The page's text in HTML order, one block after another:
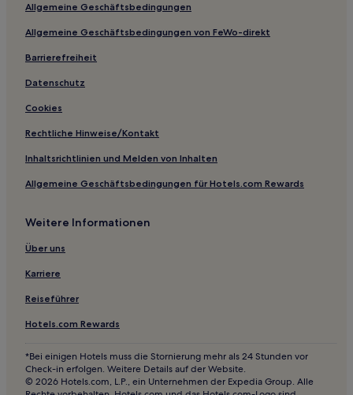
Allgemeine Geschäftsbedingungen
Allgemeine Geschäftsbedingungen von FeWo-direkt
Barrierefreiheit
Datenschutz
Cookies
Rechtliche Hinweise/Kontakt
Inhaltsrichtlinien und Melden von Inhalten
Allgemeine Geschäftsbedingungen für Hotels.com Rewards
Weitere Informationen
Über uns
Karriere
Reiseführer
Hotels.com Rewards
*Bei einigen Hotels muss die Stornierung mehr als 24 Stunden vor
Check-in erfolgen. Weitere Details auf der Website.
© 2026 Hotels.com, L.P., ein Unternehmen der Expedia Group. Alle